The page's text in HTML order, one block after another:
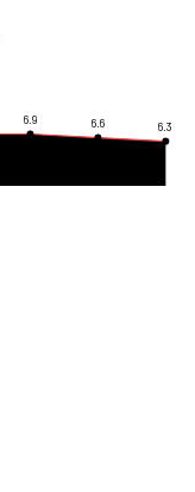
6.9 6.6 6.3